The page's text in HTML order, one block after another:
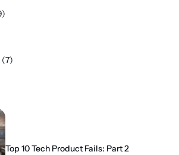
(7)
Top 10 Tech Product Fails: Part 2